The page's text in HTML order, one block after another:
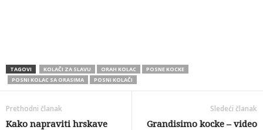
TAGOVI KOLAČI ZA SLAVU ORAH KOLAC
POSNE KOCKE
POSNI KOLAC SA ORASIMA
POSNI KOLAČI
Prethodni članak
Kako napraviti hrskave
Sledeći članak
Grandisimo kocke – video